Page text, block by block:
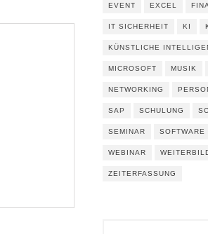
EVENT EXCEL
IT SICHERHEIT KI
KÜNSTLICHE
MICROSOFT MUSIK
NETWORKING
SAP SCHULUNG
SEMINAR SOFTWARE
WEBINAR
ZEITERFASSUNG